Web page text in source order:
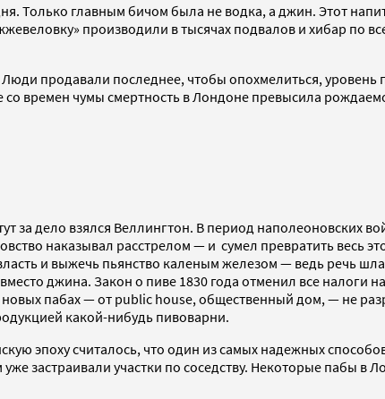
Только главным бичом была не водка, а джин. Этот
производили в тысячах подвалов и хибар по
продавали последнее, чтобы опохмелиться, уровень
чумы смертность в Лондоне превысила
за дело взялся Веллингтон. В период наполеоновских
наказывал расстрелом — и сумел превратить весь
и выжечь пьянство каленым железом — ведь речь
джина. Закон о пиве 1830 года отменил все налоги
пабах — от public house, общественный дом, — не
какой-нибудь пивоварни.
эпоху считалось, что один из самых надежных
застраивали участки по соседству. Некоторые пабы в